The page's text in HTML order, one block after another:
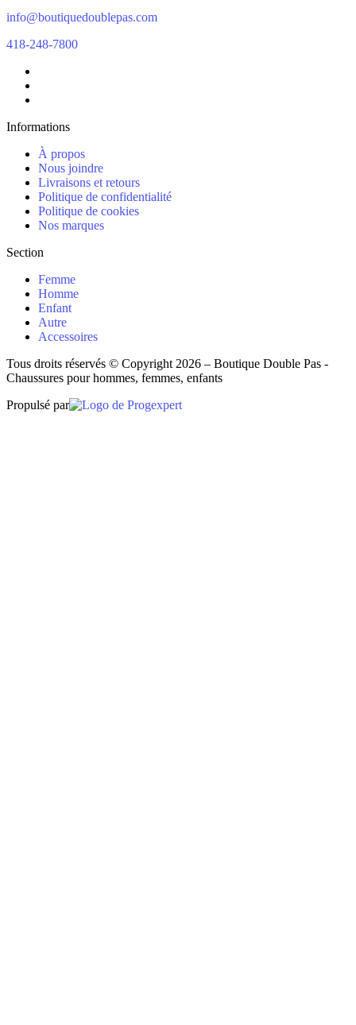
info@boutiquedoublepas.com
418-248-7800
Informations
À propos
Nous joindre
Livraisons et retours
Politique de confidentialité
Politique de cookies
Nos marques
Section
Femme
Homme
Enfant
Autre
Accessoires
Tous droits réservés © Copyright 2026 – Boutique Double Pas -
Chaussures pour hommes, femmes, enfants
Propulsé par